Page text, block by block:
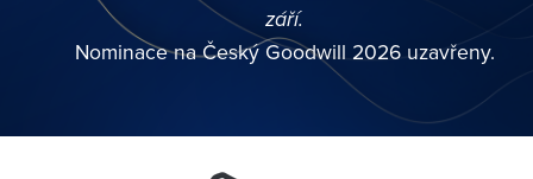
září.
Nominace na Český Goodwill 2026 uzavřeny.